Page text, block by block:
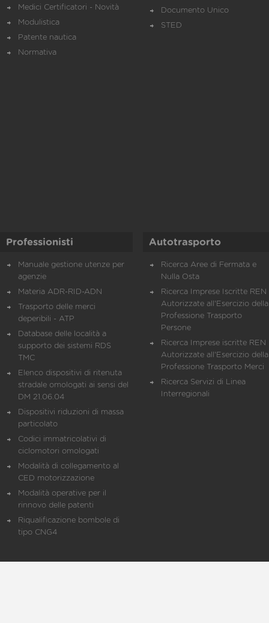
Medici Certificatori - Novità
Modulistica
Patente nautica
Normativa
Documento Unico
STED
Professionisti
Manuale gestione utenze per
agenzie
Materia ADR-RID-ADN
Trasporto delle merci
deperibili - ATP
Database delle località a
supporto dei sistemi RDS
TMC
Elenco dispositivi di ritenuta
stradale omologati ai sensi del
DM 21.06.04
Dispositivi riduzioni di massa
particolato
Codici immatricolativi di
ciclomotori omologati
Modalità di collegamento al
CED motorizzazione
Modalità operative per il
rinnovo delle patenti
Riqualificazione bombole di
tipo CNG4
Autotrasporto
Ricerca Aree di Fermata e
Nulla Osta
Ricerca Imprese Iscritte REN
Autorizzate all'Esercizio della
Professione Trasporto
Persone
Ricerca Imprese iscritte REN
Autorizzate all'Esercizio della
Professione Trasporto Merci
Ricerca Servizi di Linea
Interregionali